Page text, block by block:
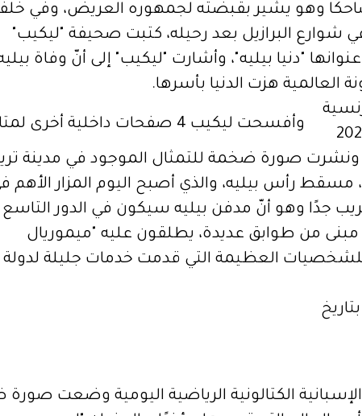
وهو يشير بقبضته لجمهوره العريض، وفي
شوارع البرازيل بعد رحيله، كتبت صحيفة "ليكيب"
"دنيا بيليه"، وأشارت "ليكيب" إلى أنّ وفاة
العالمية هزت الدنيا بأسرها.
وأفسحت ليكيب 4 صفحات داخلية أخرى
ونشرت صورة ضخمة للتمثال الموجود في مدينة
مسقط رأس بيليه، والذي أصبح اليوم المزار الأهم
جدًا وهو أنّ مدفن بيليه سيكون في الدور التاسع
مبنى من طوابق عديدة، يطلقون عليه "ميموريال
العظيمة التي قدمت خدمات جليلة لدولة
الكتالونية الرياضية اليومية وضعت